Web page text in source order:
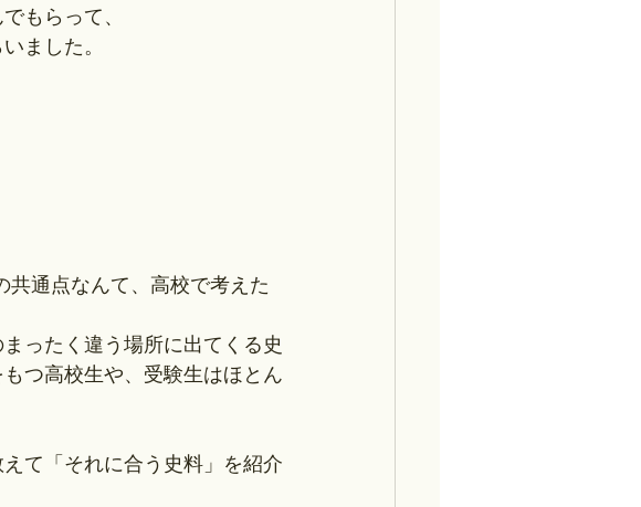
もらって、
ました。
通点なんて、高校で考えた
ったく違う場所に出てくる史
つ高校生や、受験生はほとん
て「それに合う史料」を紹介